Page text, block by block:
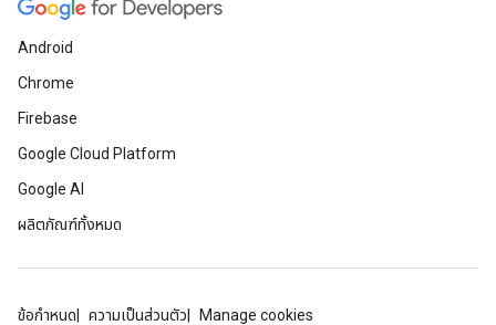
Android
Chrome
Firebase
Google Cloud Platform
Google AI
ผลิตภัณฑ์ทั้งหมด
ข้อกำหนด ความเป็นส่วนตัว Manage cookies